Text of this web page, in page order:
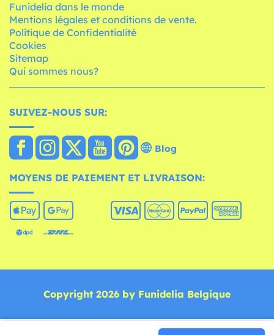
Funidelia dans le monde
Mentions légales et conditions de vente.
Politique de Confidentialité
Cookies
Sitemap
Qui sommes nous?
SUIVEZ-NOUS SUR:
Blog
MOYENS DE PAIEMENT ET LIVRAISON:
Copyright 2026 by Funidelia Belgique